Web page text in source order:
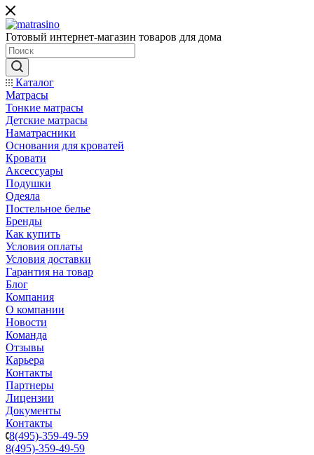
Готовый интернет-магазин товаров для дома
Каталог
Матрасы
Тонкие матрасы
Детские матрасы
Наматрасники
Основания для кроватей
Кровати
Аксессуары
Подушки
Одеяла
Постельное белье
Бренды
Как купить
Условия оплаты
Условия доставки
Гарантия на товар
Блог
Компания
О компании
Новости
Команда
Отзывы
Карьера
Контакты
Партнеры
Лицензии
Документы
Контакты
8(495)-359-49-59
8(495)-359-49-59